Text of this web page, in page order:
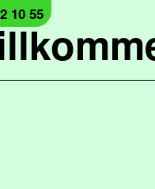
10 55